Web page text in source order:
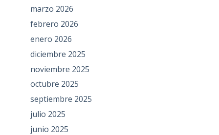
marzo 2026
febrero 2026
enero 2026
diciembre 2025
noviembre 2025
octubre 2025
septiembre 2025
julio 2025
junio 2025